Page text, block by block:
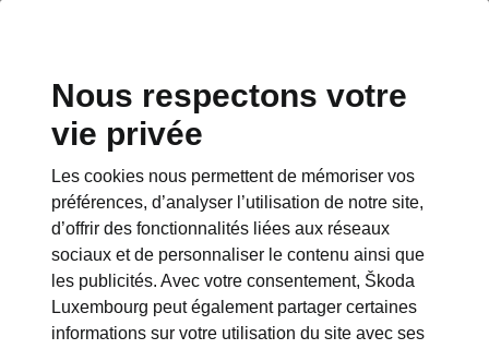
Pack Relax
• Fonction massage pour les sièges avant à
réglage électrique
• Repose-jambes réglable électriquement
• Sound system SONOS avec 16 haut-
paleurs
Nous respectons votre
vie privée
Les cookies nous permettent de mémoriser vos
préférences, d’analyser l’utilisation de notre site,
d’offrir des fonctionnalités liées aux réseaux
sociaux et de personnaliser le contenu ainsi que
les publicités. Avec votre consentement, Škoda
Luxembourg peut également partager certaines
informations sur votre utilisation du site avec ses